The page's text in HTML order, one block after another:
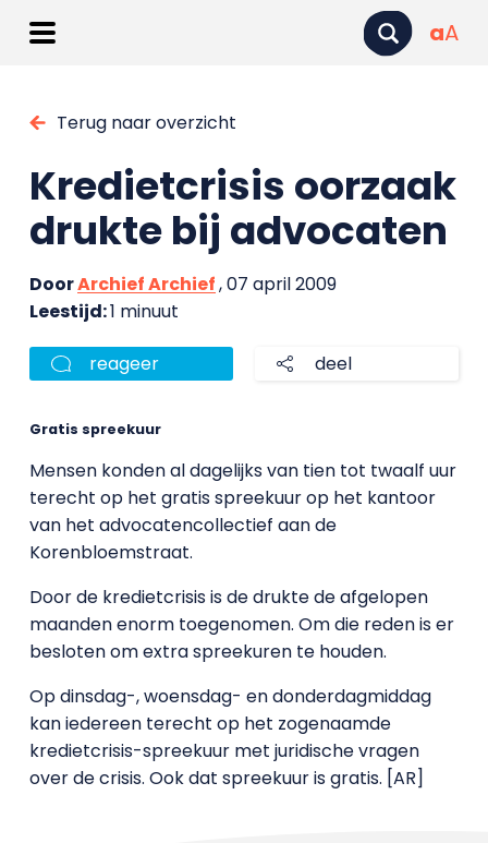
aA
Terug naar overzicht
Kredietcrisis oorzaak
drukte bij advocaten
DoorArchief Archief, 07 april 2009
Leestijd:1 minuut
reageer deel
Gratis spreekuur
Mensen konden al dagelijks van tien tot twaalf uur
terecht op het gratis spreekuur op het kantoor
van het advocatencollectief aan de
Korenbloemstraat.
Door de kredietcrisis is de drukte de afgelopen
maanden enorm toegenomen. Om die reden is er
besloten om extra spreekuren te houden.
Op dinsdag-, woensdag- en donderdagmiddag
kan iedereen terecht op het zogenaamde
kredietcrisis-spreekuur met juridische vragen
over de crisis. Ook dat spreekuur is gratis. [AR]